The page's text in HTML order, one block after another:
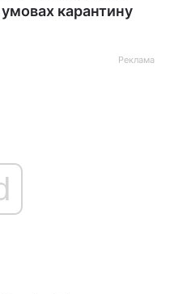
Війна
карантину
Реклама